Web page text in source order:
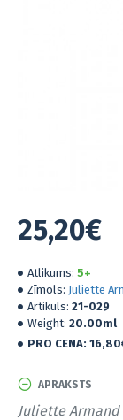
Atlikums: 5+
Zīmols: Juliette
Artikuls: 21-029
Weight: 20.00ml
PRO CENA:
25,20€
APRAKSTS
Juliette Armand